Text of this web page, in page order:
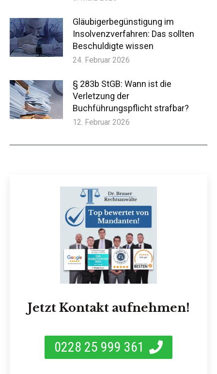
Gläubigerbegünstigung im
Insolvenzverfahren: Das sollten
Beschuldigte wissen
24. Februar 2026
§ 283b StGB: Wann ist die
Verletzung der
Buchführungspflicht strafbar?
12. Februar 2026
Jetzt Kontakt aufnehmen!
0228 25 999 361